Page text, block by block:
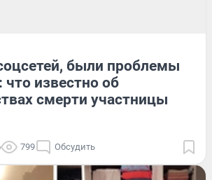
были проблемы
что известно об
смерти участницы
799 Обсудить